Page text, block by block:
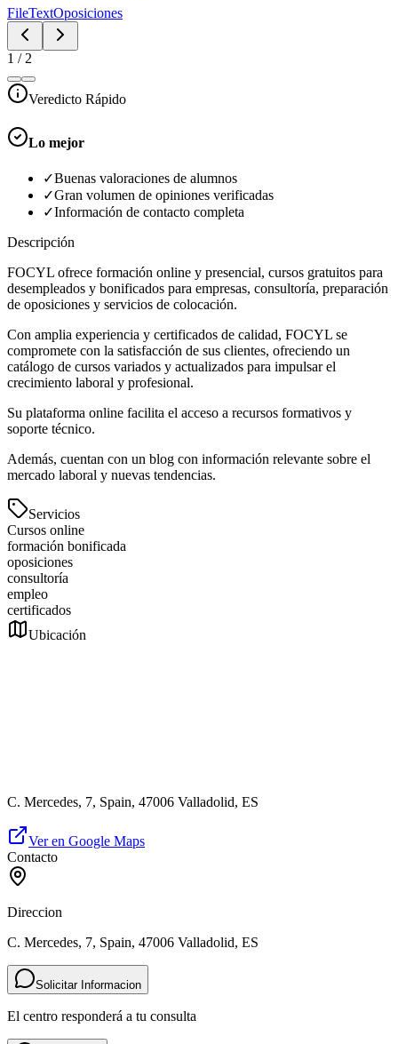
FileTextOposiciones
1 / 2
Veredicto Rápido
Lo mejor
✓Buenas valoraciones de alumnos
✓Gran volumen de opiniones verificadas
✓Información de contacto completa
Descripción
FOCYL ofrece formación online y presencial, cursos gratuitos para
desempleados y bonificados para empresas, consultoría, preparación
de oposiciones y servicios de colocación.
Con amplia experiencia y certificados de calidad, FOCYL se
compromete con la satisfacción de sus clientes, ofreciendo un
catálogo de cursos variados y actualizados para impulsar el
crecimiento laboral y profesional.
Su plataforma online facilita el acceso a recursos formativos y
soporte técnico.
Además, cuentan con un blog con información relevante sobre el
mercado laboral y nuevas tendencias.
Servicios
Cursos online
formación bonificada
oposiciones
consultoría
empleo
certificados
Ubicación
C. Mercedes, 7, Spain, 47006 Valladolid, ES
Ver en Google Maps
Contacto
Direccion
C. Mercedes, 7, Spain, 47006 Valladolid, ES
Solicitar Informacion
El centro responderá a tu consulta